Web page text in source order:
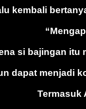
kembali
si bajingan itu
dapat menjadi
Termasuk